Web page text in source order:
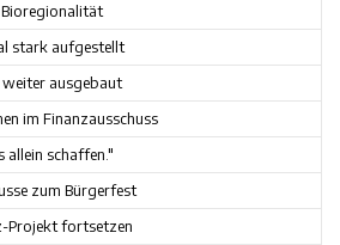
Bioregionalität
stark aufgestellt
ausgebaut
im Finanzausschuss
allein schaffen."
zum Bürgerfest
Projekt fortsetzen